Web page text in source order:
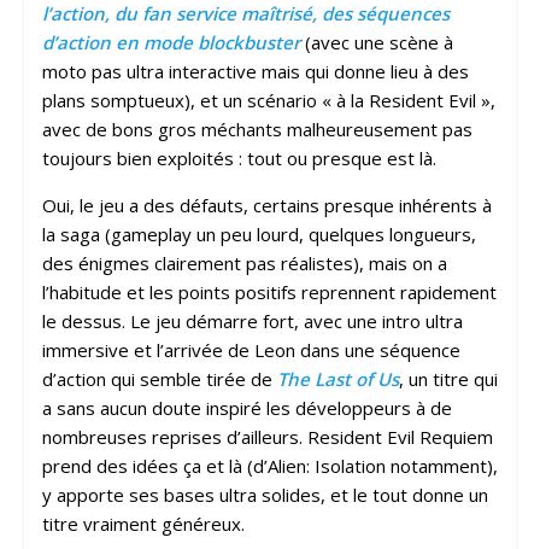
l’action, du fan service maîtrisé, des séquences
d’action en mode blockbuster(avec une scène à
moto pas ultra interactive mais qui donne lieu à des
plans somptueux), et un scénario « à la Resident Evil »,
avec de bons gros méchants malheureusement pas
toujours bien exploités : tout ou presque est là.
Oui, le jeu a des défauts, certains presque inhérents à
la saga (gameplay un peu lourd, quelques longueurs,
des énigmes clairement pas réalistes), mais on a
l’habitude et les points positifs reprennent rapidement
le dessus. Le jeu démarre fort, avec une intro ultra
immersive et l’arrivée de Leon dans une séquence
d’action qui semble tirée de The Last of Us, un titre qui
a sans aucun doute inspiré les développeurs à de
nombreuses reprises d’ailleurs. Resident Evil Requiem
prend des idées ça et là (d’Alien: Isolation notamment),
y apporte ses bases ultra solides, et le tout donne un
titre vraiment généreux.